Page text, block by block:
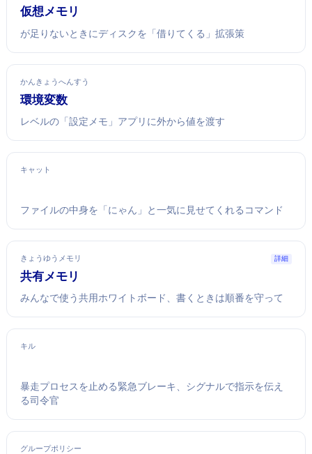
仮想メモリ
RAMが足りないときにディスクを「借りてくる」拡張策
かんきょうへんすう
環境変数
OSレベルの「設定メモ」—アプリに外から値を渡す
キャット
ファイルの中身を「にゃん」と一気に見せてくれるコマンド
きょうゆうメモリ 詳細
共有メモリ
みんなで使う共用ホワイトボード、書くときは順番を守って
キル
暴走プロセスを止める緊急ブレーキ、シグナルで指示を伝え
る司令官
グループポリシー